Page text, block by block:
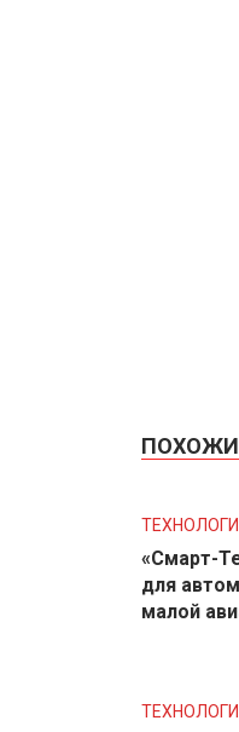
«Смарт-
для
малой